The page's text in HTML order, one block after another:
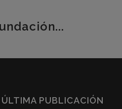
ÚLTIMA PUBLICACIÓN